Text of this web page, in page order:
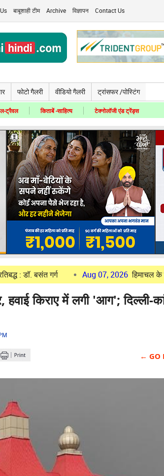
बाबूशाही टीम Archive विज्ञापन Contact Us
फोटो गैलरी वीडियो गैलरी ट्रांसफर /पोस्टिंग
ट्रैवल किताबें -साहित्य टेक्नोलॉजी एंड ट्रेंड्स
गर्ग Aug 07, 2026 हिमाचल के बल्क ड्रग
किराए में लगी 'आग'; दिल्ली-
← GO